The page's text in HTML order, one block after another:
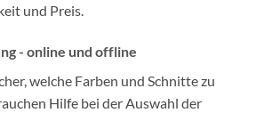
und Preis.
- online und offline
welche Farben und Schnitte zu
Hilfe bei der Auswahl der